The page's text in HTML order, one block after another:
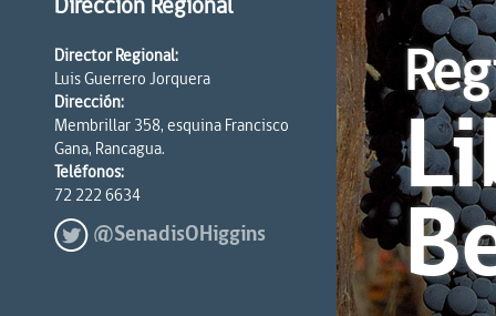
Director Regional:
Luis Guerrero Jorquera
Dirección:
Membrillar 358, esquina Francisco
Gana, Rancagua.
Teléfonos:
72 222 6634
@SenadisOHiggins